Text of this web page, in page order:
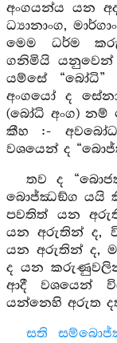
අංගයන්ය යන
ධ්‍යානාංග,
මෙම ධර්ම
ගනිමියි යනුවෙන්
යම්සේ
අංගයෝ ද
(බෝධි අංග) නම්
කීහ :- අවබෝධ
වශයෙන් ද
තව ද
බොජ්ඣඞ්ග යයි
පවතිත් යන
යන අරුතින් ද,
යන අරුතින් ද,
ද යන
ආදී වශයෙන්
යන්නෙහි අරුත
සති